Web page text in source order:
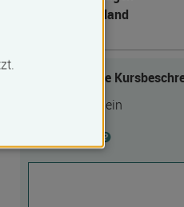
Deutschland
Fanden Sie die
Nein